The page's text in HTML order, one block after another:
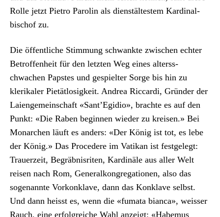
Rolle jet­zt Pietro Parolin als dien­stäl­testem Kar­di­nal­
bischof zu.
Die öffentliche Stim­mung schwank­te zwis­chen echter
Betrof­fen­heit für den let­zten Weg eines alterss­
chwachen Pap­stes und gespiel­ter Sorge bis hin zu
klerikaler Pietät­losigkeit. Andrea Ric­car­di, Grün­der der
Laienge­mein­schaft «Sant’Egidio», brachte es auf den
Punkt: «Die Raben begin­nen wieder zu kreisen.» Bei
Monar­chen läuft es anders: «Der König ist tot, es lebe
der König.» Das Pro­cedere im Vatikan ist fest­gelegt:
Trauerzeit, Begräb­nis­riten, Kardinäle aus aller Welt
reisen nach Rom, Gen­er­alkon­gre­ga­tio­nen, also das
soge­nan­nte Vorkon­klave, dann das Kon­klave selb­st.
Und dann heisst es, wenn die «fuma­ta bian­ca», weiss­er
Rauch, eine erfol­gre­iche Wahl anzeigt: «Habe­mus